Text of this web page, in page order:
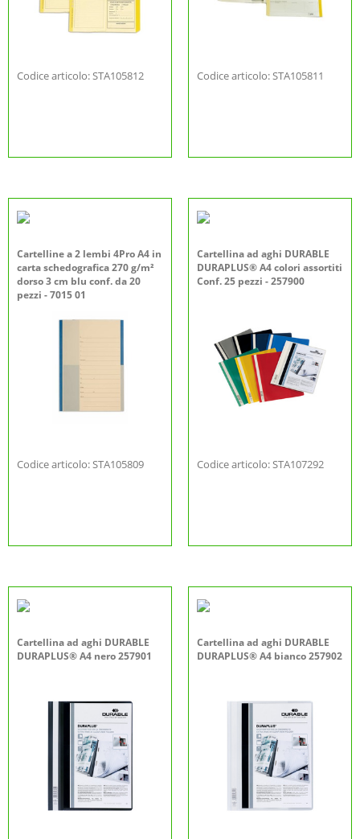
Codice articolo: STA105812 Codice articolo: STA105811
Cartelline a 2 lembi 4Pro A4 in
carta schedografica 270 g/m²
dorso 3 cm blu conf. da 20
pezzi - 7015 01
Codice articolo: STA105809
Cartellina ad aghi DURABLE
DURAPLUS® A4 colori assortiti
Conf. 25 pezzi - 257900
Codice articolo: STA107292
Cartellina ad aghi DURABLE
DURAPLUS® A4 nero 257901
Cartellina ad aghi DURABLE
DURAPLUS® A4 bianco 257902